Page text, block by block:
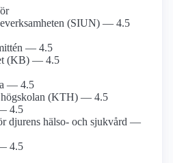
(SIUN) — 4.5
— 4.5
(KB) — 4.5
— 4.5
högskolan (KTH) — 4.5
4.5
djurens hälso- och sjukvård —
4.5